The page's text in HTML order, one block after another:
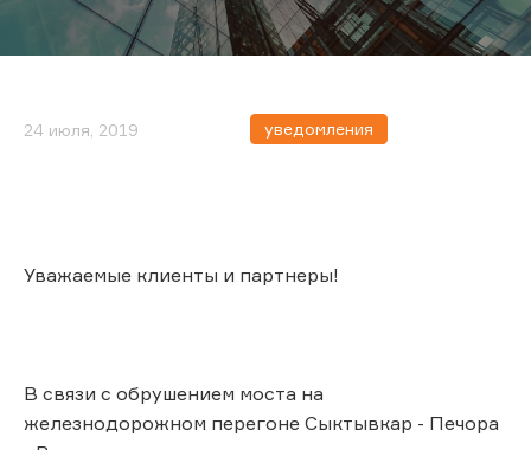
24 июля, 2019 уведомления
Уважаемые клиенты и партнеры!
В связи с обрушением моста на
железнодорожном перегоне Сыктывкар - Печора